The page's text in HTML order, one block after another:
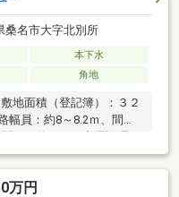
桑名市大字北別所
本下水
角地
地面積（登記簿）：３２
幅員：約8～8.2ｍ、間
・イオン桑名店 徒歩23
合医療センター 徒歩24
万円